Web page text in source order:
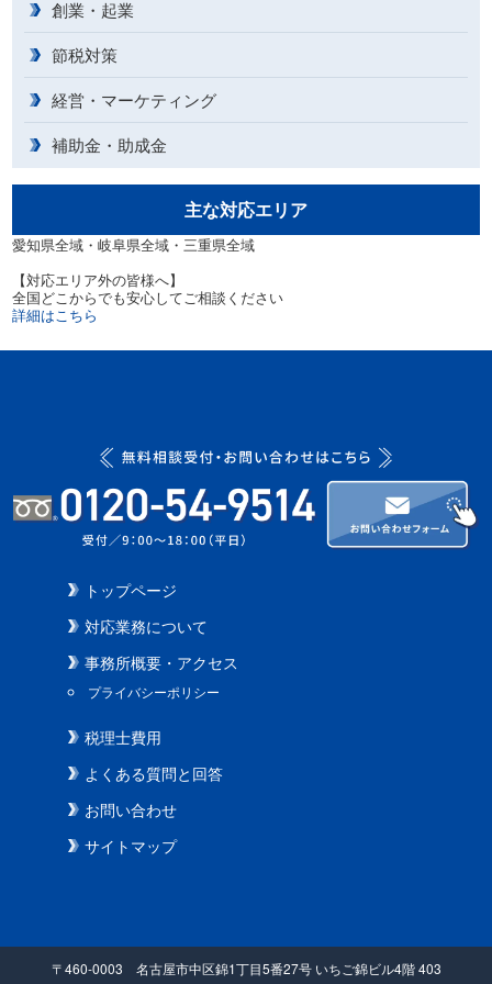
創業・起業
節税対策
経営・マーケティング
補助金・助成金
主な対応エリア
愛知県全域・岐阜県全域・三重県全域
【対応エリア外の皆様へ】
全国どこからでも安心してご相談ください
詳細はこちら
トップページ
対応業務について
事務所概要・アクセス
プライバシーポリシー
税理士費用
よくある質問と回答
お問い合わせ
サイトマップ
〒460-0003 名古屋市中区錦1丁目5番27号 いちご錦ビル4階 403